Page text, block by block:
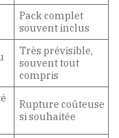
Pack complet
souvent inclus
Très prévisible,
souvent tout
compris
Rupture coûteuse
si souhaitée